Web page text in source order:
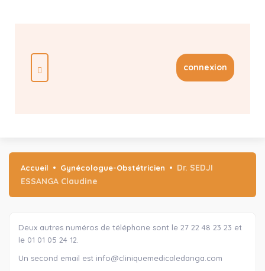
connexion
Accueil Gynécologue-Obstétricien
Dr. SEDJI
ESSANGA Claudine
Deux autres numéros de téléphone sont le 27 22 48 23 23 et
le 01 01 05 24 12.
Un second email est info@cliniquemedicaledanga.com